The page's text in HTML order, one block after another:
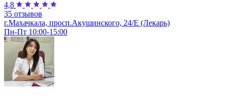
4,8
35 отзывов
г.Махачкала, просп.Акушинского, 24/Е (Лекарь)
Пн-Пт 10:00-15:00